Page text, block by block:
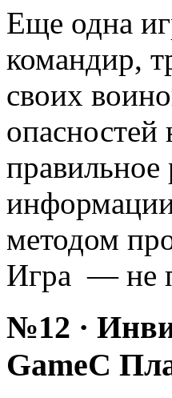
Еще одна
командир,
своих
методом
Игра — не
№12 ·
GameC